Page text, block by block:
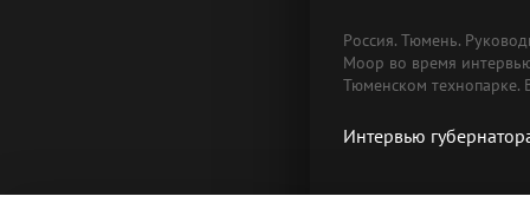
Россия. Тюмень.
Моор во время
Тюменском технопарке.
Интервью